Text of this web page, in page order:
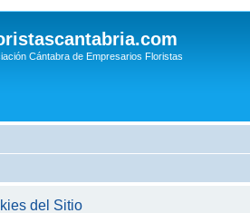
Cántabra de Empresarios Floristas
del Sitio